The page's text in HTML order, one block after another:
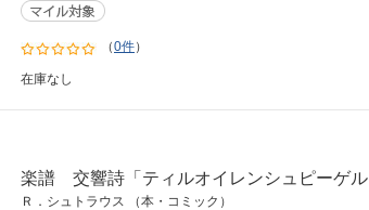
（0件）
在庫なし
楽譜 交響詩「ティルオイレンシュピーゲル
Ｒ．シュトラウス （本・コミック）